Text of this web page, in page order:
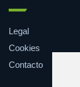
Legal
Cookies
Contacto